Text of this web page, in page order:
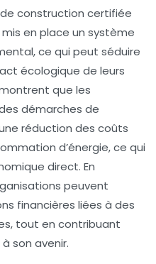
construction certifiée
mis en place un système
ce qui peut séduire
écologique de leurs
que les
démarches de
réduction des coûts
d’énergie, ce qui
direct. En
peuvent
financières liées à des
tout en contribuant
son avenir.